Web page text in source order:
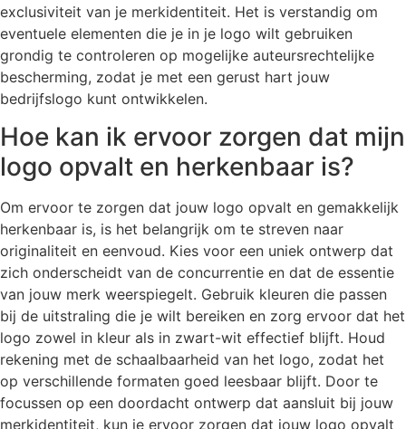
exclusiviteit van je merkidentiteit. Het is verstandig om
eventuele elementen die je in je logo wilt gebruiken
grondig te controleren op mogelijke auteursrechtelijke
bescherming, zodat je met een gerust hart jouw
bedrijfslogo kunt ontwikkelen.
Hoe kan ik ervoor zorgen dat mijn
logo opvalt en herkenbaar is?
Om ervoor te zorgen dat jouw logo opvalt en gemakkelijk
herkenbaar is, is het belangrijk om te streven naar
originaliteit en eenvoud. Kies voor een uniek ontwerp dat
zich onderscheidt van de concurrentie en dat de essentie
van jouw merk weerspiegelt. Gebruik kleuren die passen
bij de uitstraling die je wilt bereiken en zorg ervoor dat het
logo zowel in kleur als in zwart-wit effectief blijft. Houd
rekening met de schaalbaarheid van het logo, zodat het
op verschillende formaten goed leesbaar blijft. Door te
focussen op een doordacht ontwerp dat aansluit bij jouw
merkidentiteit, kun je ervoor zorgen dat jouw logo opvalt